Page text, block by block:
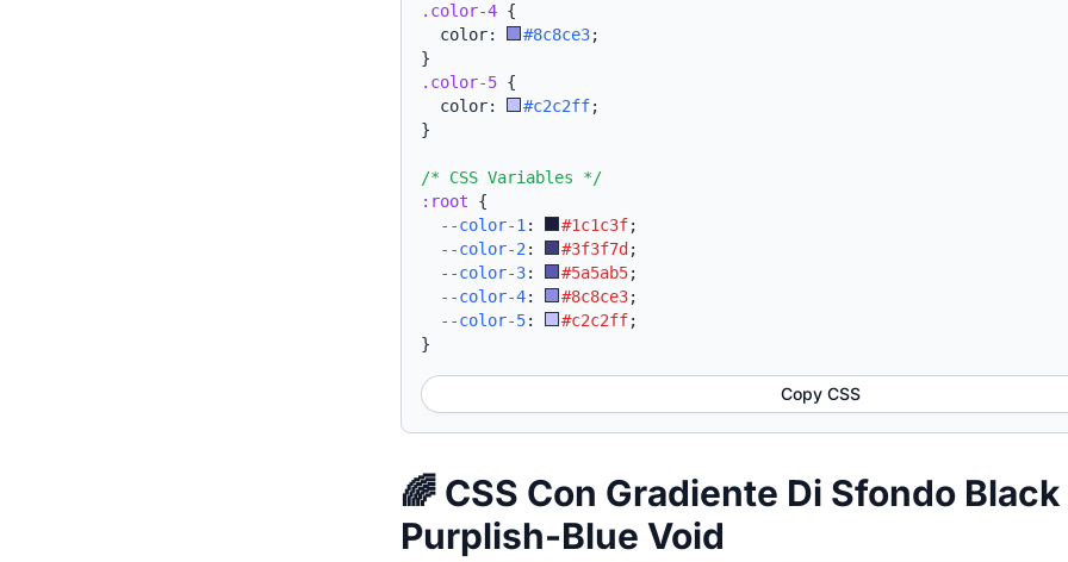
.color-4 {
  color:
#8c8ce3;
}
.color-5 {
  color:
#c2c2ff;
}
/* CSS Variables */
:root {
--color-1 : #1c1c3f;
--color-2 : #3f3f7d ;
--color-3: #5a5ab5;
--color-4: #8c8ce3;
--color-5: #c2c2ff;
}
Copy CSS
🌈 CSS Con Gradiente Di Sfondo
Purplish-Blue Void